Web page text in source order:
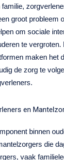
groot probleem
om sociale
te vergroten.
maken het
de zorg te
en
binnen
die
vaak